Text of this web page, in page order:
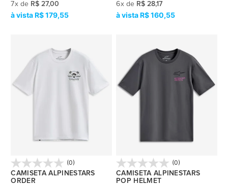
7x de R$ 27,00
R$ 179,55
6x de R$ 28,17
R$ 160,55
(0)
CAMISETA ALPINESTARS
ORDER
(0)
CAMISETA ALPINESTARS
POP HELMET